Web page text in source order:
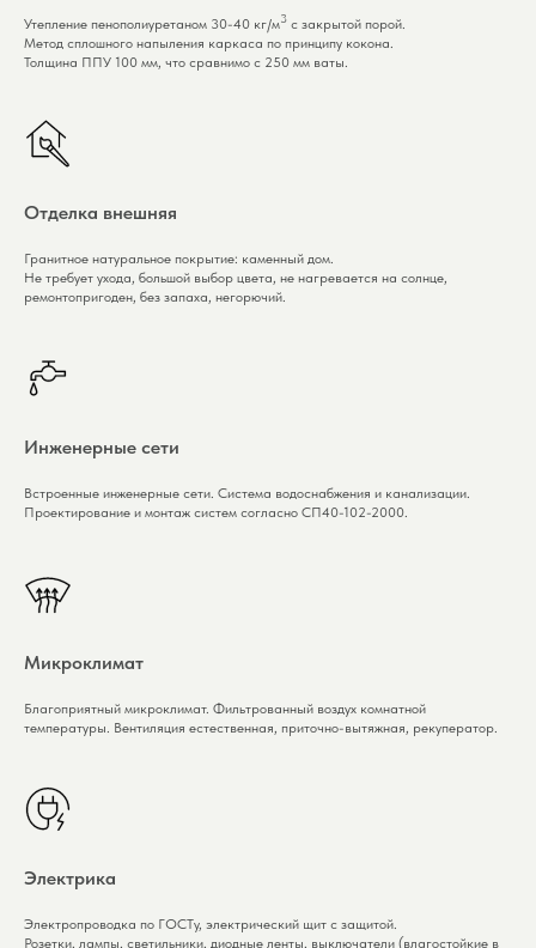
Утепление пенополиуретаном 30-40 кг/м3 с закрытой порой.
Метод сплошного напыления каркаса по принципу кокона.
Толщина ППУ 100 мм, что сравнимо с 250 мм ваты.
Отделка внешняя
Гранитное натуральное покрытие: каменный дом.
Не требует ухода, большой выбор цвета, не нагревается на солнце,
ремонтопригоден, без запаха, негорючий.
Инженерные сети
Встроенные инженерные сети. Система водоснабжения и канализации.
Проектирование и монтаж систем согласно СП40-102-2000.
Микроклимат
Благоприятный микроклимат. Фильтрованный воздух комнатной
температуры. Вентиляция естественная, приточно-вытяжная, рекуператор.
Электрика
Электропроводка по ГОСТу, электрический щит с защитой.
Розетки, лампы, светильники, диодные ленты, выключатели (влагостойкие в